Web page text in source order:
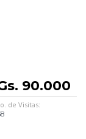
90.000
de Visitas: